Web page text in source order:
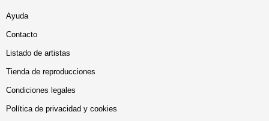
Ayuda
Contacto
Listado de artistas
Tienda de reproducciones
Condiciones legales
Política de privacidad y cookies